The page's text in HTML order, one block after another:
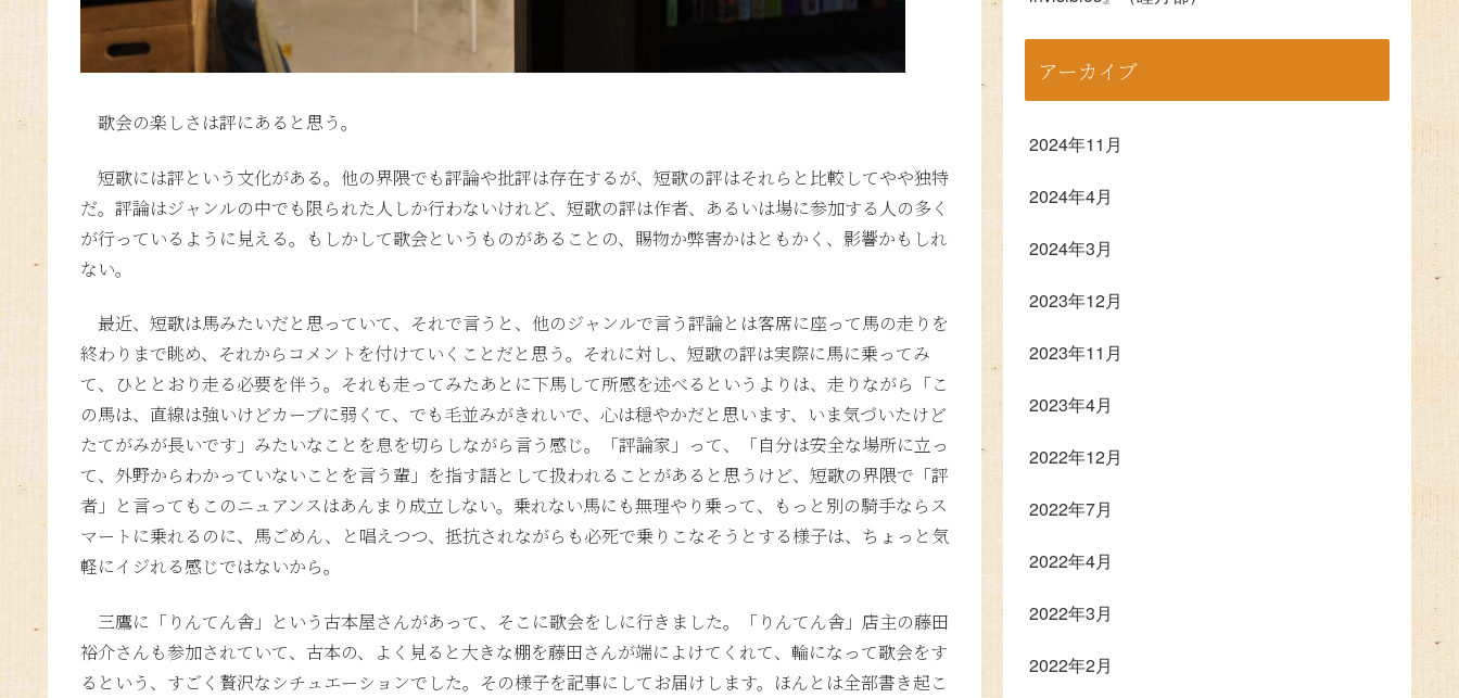
歌会の楽しさは評にあると思う。
短歌には評という文化がある。他の界隈でも評論や批評は存在するが、短歌の評はそれらと比較してやや独特
だ。評論はジャンルの中でも限られた人しか行わないけれど、短歌の評は作者、あるいは場に参加する人の多く
が行っているように見える。もしかして歌会というものがあることの、賜物か弊害かはともかく、影響かもしれ
ない。
最近、短歌は馬みたいだと思っていて、それで言うと、他のジャンルで言う評論とは客席に座って馬の走りを
終わりまで眺め、それからコメントを付けていくことだと思う。それに対し、短歌の評は実際に馬に乗ってみ
て、ひととおり走る必要を伴う。それも走ってみたあとに下馬して所感を述べるというよりは、走りながら「こ
の馬は、直線は強いけどカーブに弱くて、でも毛並みがきれいで、心は穏やかだと思います、いま気づいたけど
たてがみが長いです」みたいなことを息を切らしながら言う感じ。「評論家」って、「自分は安全な場所に立っ
て、外野からわかっていないことを言う輩」を指す語として扱われることがあると思うけど、短歌の界隈で「評
者」と言ってもこのニュアンスはあんまり成立しない。乗れない馬にも無理やり乗って、もっと別の騎手ならス
マートに乗れるのに、馬ごめん、と唱えつつ、抵抗されながらも必死で乗りこなそうとする様子は、ちょっと気
軽にイジれる感じではないから。
三鷹に「りんてん舎」という古本屋さんがあって、そこに歌会をしに行きました。「りんてん舎」店主の藤田
裕介さんも参加されていて、古本の、よく見ると大きな棚を藤田さんが端によけてくれて、輪になって歌会をす
るという、すごく贅沢なシチュエーションでした。その様子を記事にしてお届けします。ほんとは全部書き起こ
アーカイブ
2024年11月
2024年4月
2024年3月
2023年12月
2023年11月
2023年4月
2022年12月
2022年7月
2022年4月
2022年3月
2022年2月